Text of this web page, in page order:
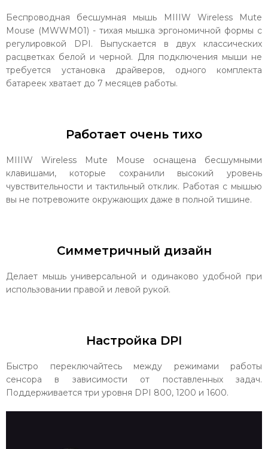
Беспроводная бесшумная мышь MIIIW Wireless Mute
Mouse (MWWM01) - тихая мышка эргономичной формы с
регулировкой DPI. Выпускается в двух классических
расцветках белой и черной. Для подключения мыши не
требуется установка драйверов, одного комплекта
батареек хватает до 7 месяцев работы.
Работает очень тихо
MIIIW Wireless Mute Mouse оснащена бесшумными
клавишами, которые сохранили высокий уровень
чувствительности и тактильный отклик. Работая с мышью
вы не потревожите окружающих даже в полной тишине.
Симметричный дизайн
Делает мышь универсальной и одинаково удобной при
использовании правой и левой рукой.
Настройка DPI
Быстро переключайтесь между режимами работы
сенсора в зависимости от поставленных задач.
Поддерживается три уровня DPI 800, 1200 и 1600.